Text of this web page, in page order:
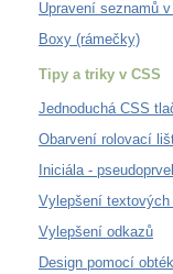
Upravení seznamů
Boxy (rámečky)
Tipy a triky v CSS
Jednoduchá CSS
Obarvení rolovací
Iniciála -
Vylepšení
Vylepšení odkazů
Design pomocí